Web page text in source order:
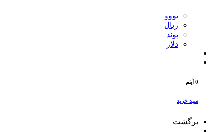
یووو
ریال
پوند
دلار
0 آیتم
سبد خرید
برگشت